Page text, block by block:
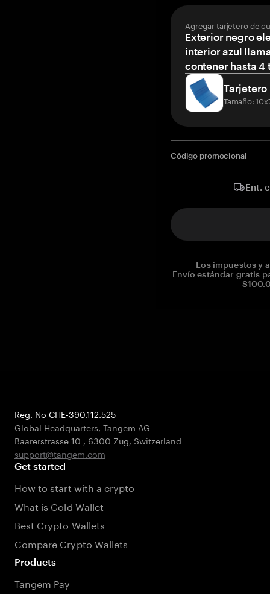
Agregar tarjetero de
Exterior negro
interior azul
contener hasta 4
Tarjetero
Tamaño:
Código promocional
Ent.
Los impuestos y
Envío estándar gratis
Reg. No CHE-390.112.525
Global Headquarters, Tangem AG
Baarerstrasse 10 , 6300 Zug, Switzerland
support@tangem.com
Get started
How to start with a crypto
What is Cold Wallet
Best Crypto Wallets
Compare Crypto Wallets
Products
Tangem Pay